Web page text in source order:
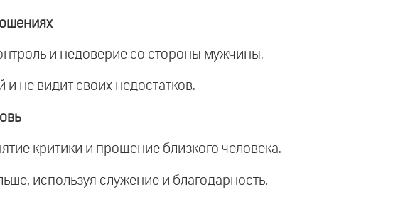
и недоверие со стороны мужчины.
не видит своих недостатков.
критики и прощение близкого человека.
используя служение и благодарность.